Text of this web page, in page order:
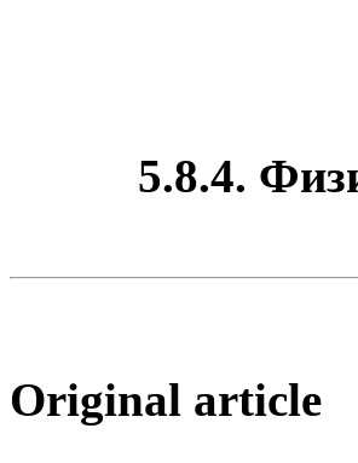
5.8.4.
Original article